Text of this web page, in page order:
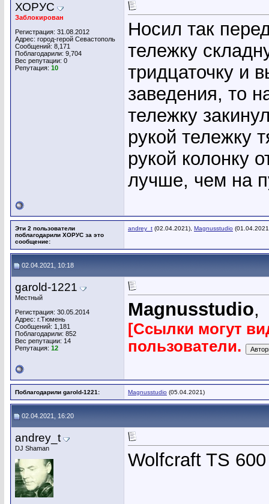
ХОРУС
Заблокирован
Регистрация: 31.08.2012
Адрес: город-герой Севастополь
Сообщений: 8,171
Поблагодарили: 9,704
Вес репутации: 0
Репутация: 10
Носил так
тележку
тридцаточку и
заведения, то
тележку
рукой тележку
рукой колонку
лучше, чем на
Эти 2 пользователи
поблагодарили ХОРУС за это
сообщение:
andrey_t (02.04.2021), Magnusstudio
02.04.2021, 10:18
garold-1221
Местный
Регистрация: 30.05.2014
Адрес: г.Тюмень
Сообщений: 1,181
Поблагодарили: 852
Вес репутации: 14
Репутация: 12
Magnusstudio,
[Ссылки могут
пользователи.
Поблагодарили garold-1221: Magnusstudio (05.04.2021)
02.04.2021, 16:20
andrey_t
DJ Shaman
Wolfcraft TS 600